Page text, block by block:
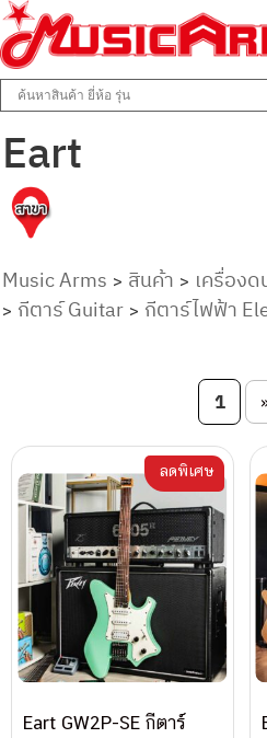
Music Arms
ศูนย์รวมครื่องดนตรีทุกชนิด ตั้งแต่เริ่
Eart
Music Arms > สินค้า > เครื่อง
> กีตาร์ Guitar> กีตาร์ไฟฟ้า
Post navigation 1
Eart GW2P-SE กีตาร์
ลดพิเศษ